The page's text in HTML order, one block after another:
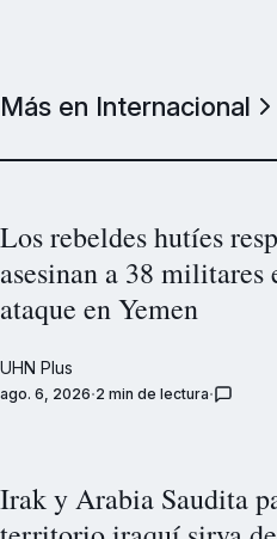
Más en Internacional
Los rebeldes hutíes
asesinan a 38 militares
ataque en Yemen
UHN Plus
ago. 6, 2026 2 min de lectura
Irak y Arabia Saudita